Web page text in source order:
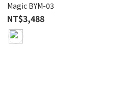
Magic BYM-03
NT$3,488